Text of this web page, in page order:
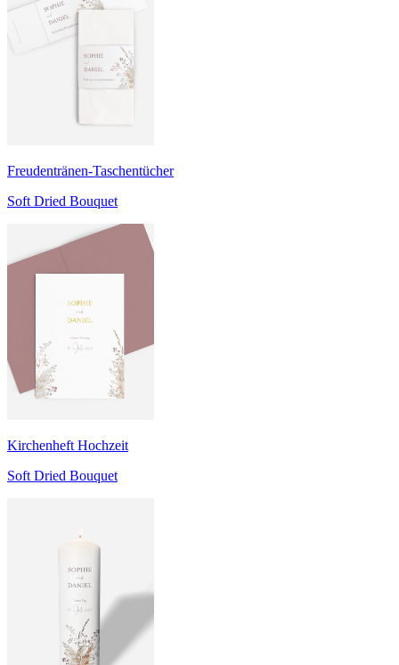
Freudentränen-Taschentücher
Soft Dried Bouquet
Kirchenheft Hochzeit
Soft Dried Bouquet